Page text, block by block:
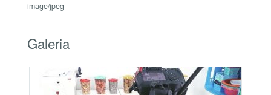
image/jpeg
Galeria